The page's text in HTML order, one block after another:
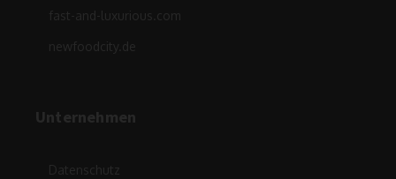
fast-and-luxurious.com
newfoodcity.de
Unternehmen
Datenschutz